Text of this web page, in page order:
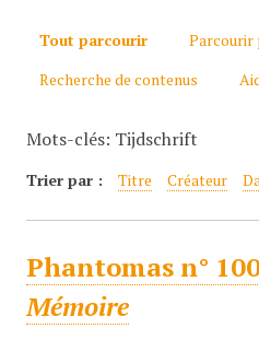
Tout parcourir
Parcourir
Recherche de contenus
Mots-clés: Tijdschrift
Trier par : Titre Créateur
Phantomas n°
Mémoire